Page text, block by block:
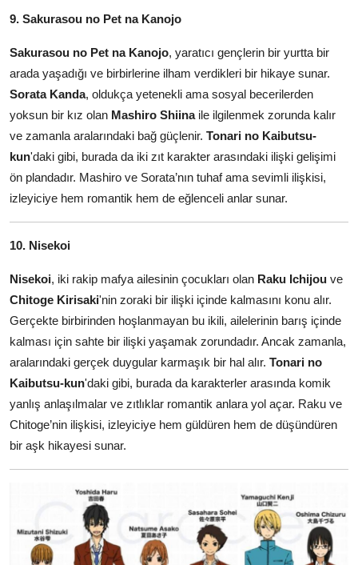
9. Sakurasou no Pet na Kanojo
Sakurasou no Pet na Kanojo, yaratıcı gençlerin bir yurtta bir
arada yaşadığı ve birbirlerine ilham verdikleri bir hikaye sunar.
Sorata Kanda, oldukça yetenekli ama sosyal becerilerden
yoksun bir kız olan Mashiro Shiinaile ilgilenmek zorunda kalır
ve zamanla aralarındaki bağ güçlenir. Tonari no Kaibutsu-
kun'daki gibi, burada da iki zıt karakter arasındaki ilişki gelişimi
ön plandadır. Mashiro ve Sorata’nın tuhaf ama sevimli ilişkisi,
izleyiciye hem romantik hem de eğlenceli anlar sunar.
10. Nisekoi
Nisekoi, iki rakip mafya ailesinin çocukları olan Raku Ichijou ve
Chitoge Kirisaki'nin zoraki bir ilişki içinde kalmasını konu alır.
Gerçekte birbirinden hoşlanmayan bu ikili, ailelerinin barış içinde
kalması için sahte bir ilişki yaşamak zorundadır. Ancak zamanla,
aralarındaki gerçek duygular karmaşık bir hal alır. Tonari no
Kaibutsu-kun'daki gibi, burada da karakterler arasında komik
yanlış anlaşılmalar ve zıtlıklar romantik anlara yol açar. Raku ve
Chitoge’nin ilişkisi, izleyiciye hem güldüren hem de düşündüren
bir aşk hikayesi sunar.